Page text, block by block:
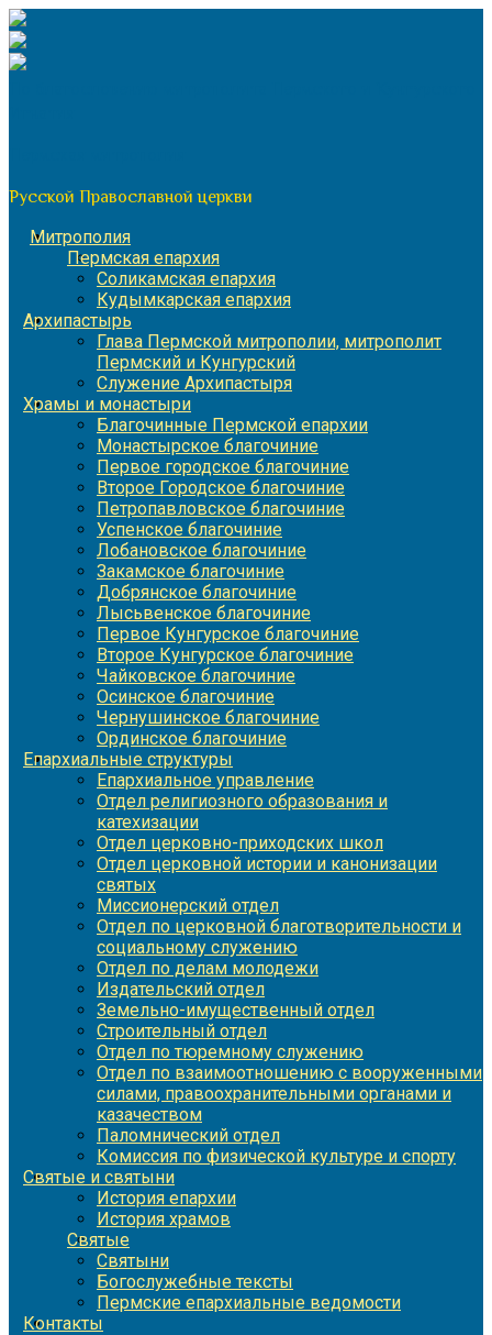
Перейти
к
содержимому
Русской Православной церкви
Митрополия
Пермская епархия
Соликамская епархия
Кудымкарская епархия
Архипастырь
Глава Пермской митрополии, митрополит
Пермский и Кунгурский
Служение Архипастыря
Храмы и монастыри
Благочинные Пермской епархии
Монастырское благочиние
Первое городское благочиние
Второе Городское благочиние
Петропавловское благочиние
Успенское благочиние
Лобановское благочиние
Закамское благочиние
Добрянское благочиние
Лысьвенское благочиние
Первое Кунгурское благочиние
Второе Кунгурское благочиние
Чайковское благочиние
Осинское благочиние
Чернушинское благочиние
Ординское благочиние
Епархиальные структуры
Епархиальное управление
Отдел религиозного образования и
катехизации
Отдел церковно-приходских школ
Отдел церковной истории и канонизации
святых
Миссионерский отдел
Отдел по церковной благотворительности и
социальному служению
Отдел по делам молодежи
Издательский отдел
Земельно-имущественный отдел
Строительный отдел
Отдел по тюремному служению
Отдел по взаимоотношению с вооруженными
силами, правоохранительными органами и
казачеством
Паломнический отдел
Комиссия по физической культуре и спорту
Святые и святыни
История епархии
История храмов
Святые
Святыни
Богослужебные тексты
Пермские епархиальные ведомости
Контакты